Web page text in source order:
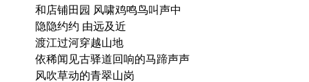
和店铺田园 风啸鸡鸣鸟叫声中
隐隐约约 由远及近
渡江过河穿越山地
依稀闻见古驿道回响的马蹄声声
风吹草动的青翠山岗